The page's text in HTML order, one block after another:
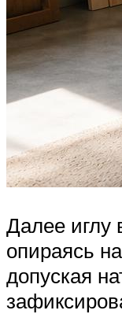
Далее иглу
опираясь
допуская